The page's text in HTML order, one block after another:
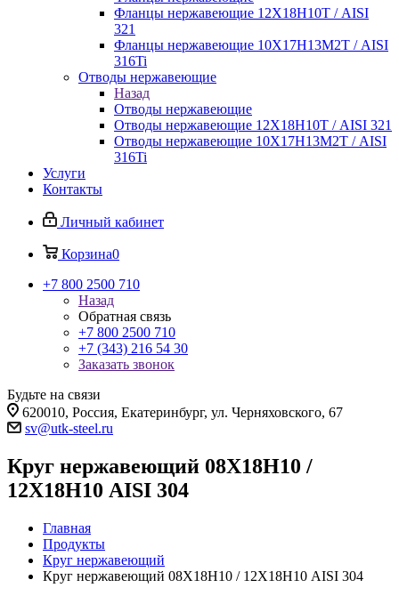
Фланцы нержавеющие 12Х18Н10Т / AISI
321
Фланцы нержавеющие 10Х17Н13М2Т / AISI
316Ti
Отводы нержавеющие
Назад
Отводы нержавеющие
Отводы нержавеющие 12Х18Н10Т / AISI 321
Отводы нержавеющие 10Х17Н13М2Т / AISI
316Ti
Услуги
Контакты
Личный кабинет
Корзина0
+7 800 2500 710
Назад
Обратная связь
+7 800 2500 710
+7 (343) 216 54 30
Заказать звонок
Будьте на связи
620010, Россия, Екатеринбург, ул. Черняховского, 67
sv@utk-steel.ru
Круг нержавеющий 08Х18Н10 /
12Х18Н10 AISI 304
Главная
Продукты
Круг нержавеющий
Круг нержавеющий 08Х18Н10 / 12Х18Н10 AISI 304